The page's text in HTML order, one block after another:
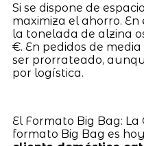
Si se dispone de
maximiza el ahorro.
la tonelada de alzina
€. En pedidos de
ser prorrateado,
por logística.
El Formato Big Bag:
formato Big Bag es